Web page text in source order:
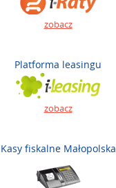
zobacz
Platforma leasingu
zobacz
Kasy fiskalne Małopolska